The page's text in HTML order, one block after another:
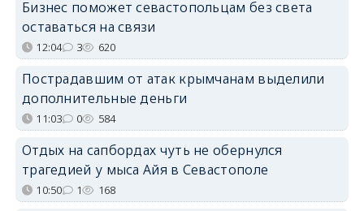
Бизнес поможет севастопольцам без света
оставаться на связи
12:04 3 620
Пострадавшим от атак крымчанам выделили
дополнительные деньги
11:03 0 584
Отдых на сапбордах чуть не обернулся
трагедией у мыса Айя в Севастополе
10:50 1 168